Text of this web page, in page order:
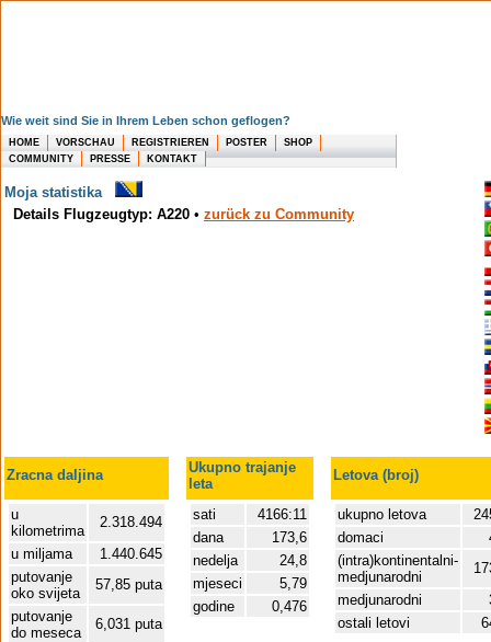
Wie weit sind Sie in Ihrem Leben schon geflogen?
HOME VORSCHAU REGISTRIEREN POSTER
SHOP
COMMUNITY
PRESSE KONTAKT
Moja statistika
Details Flugzeugtyp: A220 • zurück zu Community
Zracna daljina
Ukupno trajanje
leta
Letova (broj)
u
kilometrima
2.318.494
u miljama
1.440.645
putovanje
oko svijeta
57,85 puta
putovanje
do meseca
6,031 puta
sati
4166:11
dana
173,6
nedelja
24,8
mjeseci
5,79
godine
0,476
ukupno letova
domaci
(intra)kontinentalni-
medjunarodni
medjunarodni
ostali letovi